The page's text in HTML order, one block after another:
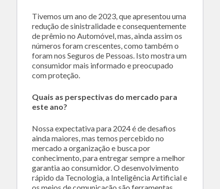
Tivemos um ano de 2023, que apresentou uma
redução de sinistralidade e consequentemente
de prêmio no Automóvel, mas, ainda assim os
números foram crescentes, como também o
foram nos Seguros de Pessoas. Isto mostra um
consumidor mais informado e preocupado
com proteção.
Quais as perspectivas do mercado para
este ano?
Nossa expectativa para 2024 é de desafios
ainda maiores, mas temos percebido no
mercado a organização e busca por
conhecimento, para entregar sempre a melhor
garantia ao consumidor. O desenvolvimento
rápido da Tecnologia, a Inteligência Artificial e